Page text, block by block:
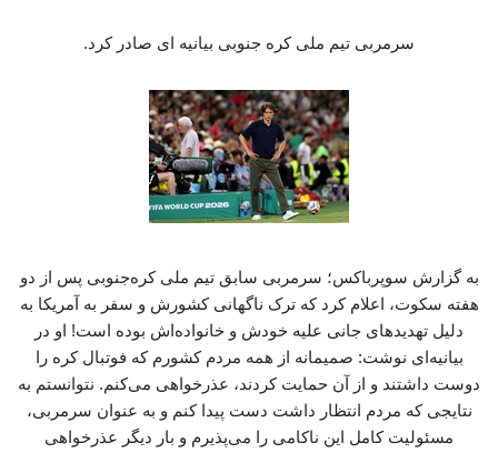
سرمربی تیم ملی کره جنوبی بیانیه ای صادر کرد.
به گزارش سوپرباکس؛ سرمربی سابق تیم ملی کره‌جنوبی پس از دو
هفته سکوت، اعلام کرد که ترک ناگهانی کشورش و سفر به آمریکا به
دلیل تهدیدهای جانی علیه خودش و خانواده‌اش بوده است! او در
بیانیه‌ای نوشت: صمیمانه از همه مردم کشورم که فوتبال کره را
دوست داشتند و از آن حمایت کردند، عذرخواهی می‌کنم. نتوانستم به
نتایجی که مردم انتظار داشت دست پیدا کنم و به عنوان سرمربی،
مسئولیت کامل این ناکامی را می‌پذیرم و بار دیگر عذرخواهی